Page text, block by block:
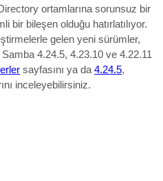
ortamlarına sorunsuz bir
bir bileşen olduğu hatırlatılıyor.
gelen yeni sürümler,
Samba 4.24.5, 4.23.10 ve 4.22.11
sayfasını ya da 4.24.5,
inceleyebilirsiniz.